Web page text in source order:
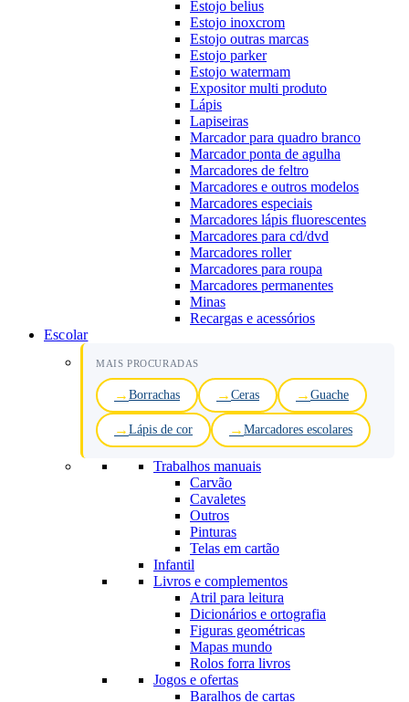
Estojo belius
Estojo inoxcrom
Estojo outras marcas
Estojo parker
Estojo watermam
Expositor multi produto
Lápis
Lapiseiras
Marcador para quadro branco
Marcador ponta de agulha
Marcadores de feltro
Marcadores e outros modelos
Marcadores especiais
Marcadores lápis fluorescentes
Marcadores para cd/dvd
Marcadores roller
Marcadores para roupa
Marcadores permanentes
Minas
Recargas e acessórios
Escolar
MAIS PROCURADAS
Borrachas Ceras Guache
Lápis de cor Marcadores escolares
Trabalhos manuais
Carvão
Cavaletes
Outros
Pinturas
Telas em cartão
Infantil
Livros e complementos
Atril para leitura
Dicionários e ortografia
Figuras geométricas
Mapas mundo
Rolos forra livros
Jogos e ofertas
Baralhos de cartas